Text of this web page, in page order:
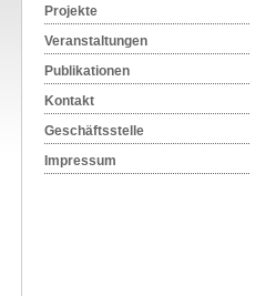
Projekte
Veranstaltungen
Publikationen
Kontakt
Geschäftsstelle
Impressum